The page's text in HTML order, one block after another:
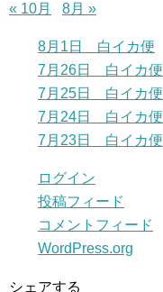
« 10月 8月 »
8月1日 白イカ便
7月26日 白イカ便
7月25日 白イカ便
7月24日 白イカ便
7月23日 白イカ便
ログイン
投稿フィード
コメントフィード
WordPress.org
シェアする